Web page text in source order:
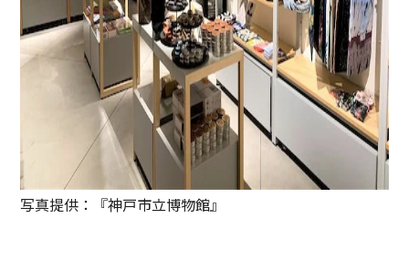
写真提供：『神戸市立博物館』